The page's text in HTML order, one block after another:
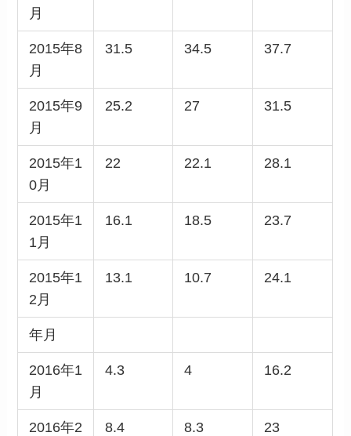
月
2015年8
月
31.5 34.5 37.7
2015年9
月
25.2 27 31.5
2015年1
0月
22 22.1 28.1
2015年1
1月
16.1 18.5 23.7
2015年1
2月
13.1 10.7 24.1
年月
2016年1
月
4.3 4 16.2
2016年2
8.4 8.3 23